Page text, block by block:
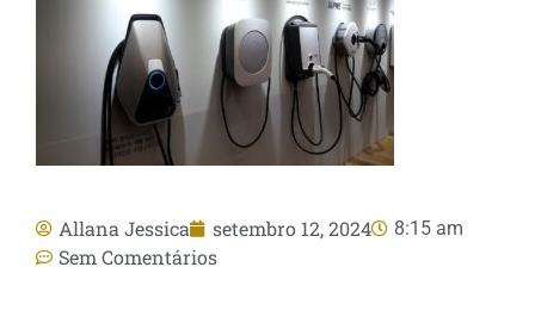
Allana Jessica setembro 12, 2024 8:15 am
Sem Comentários